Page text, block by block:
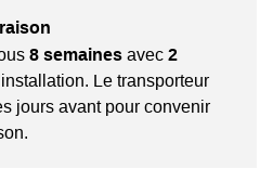
livré monté : vérifiez bien que le canapé
passe les accès de votre logement)
8 semaines avec 2
Le transporteur
jours avant pour convenir